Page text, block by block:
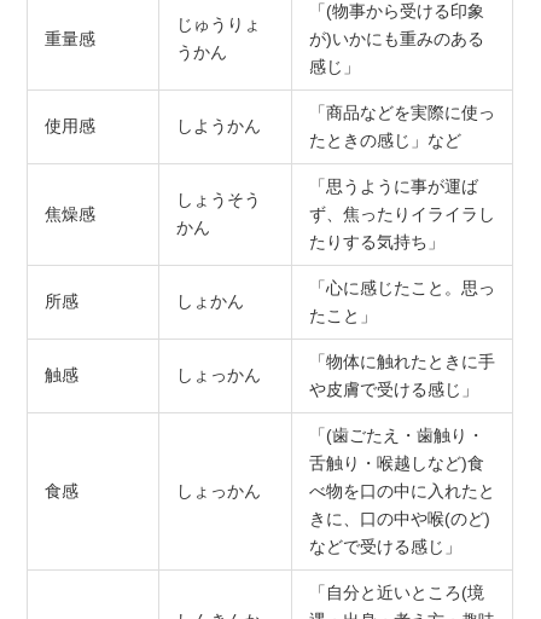
重量感
じゅうりょ
うかん
「(物事から受ける印象
が)いかにも重みのある
感じ」
使用感 しようかん
「商品などを実際に使っ
たときの感じ」など
焦燥感
しょうそう
かん
「思うように事が運ば
ず、焦ったりイライラし
たりする気持ち」
所感 しょかん
「心に感じたこと。思っ
たこと」
触感 しょっかん
「物体に触れたときに手
や皮膚で受ける感じ」
食感 しょっかん
「(歯ごたえ・歯触り・
舌触り・喉越しなど)食
べ物を口の中に入れたと
きに、口の中や喉(のど)
などで受ける感じ」
「自分と近いところ(境